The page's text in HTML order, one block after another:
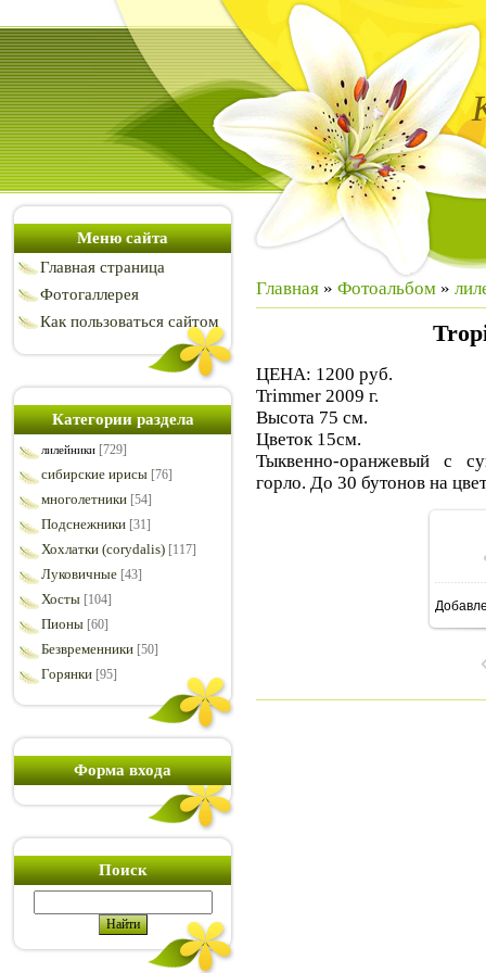
Меню сайта
Главная страница
Фотогаллерея
Как пользоваться сайтом
Категории раздела
лилейники [729]
сибирские ирисы [76]
многолетники [54]
Подснежники [31]
Хохлатки (corydalis) [117]
Луковичные [43]
Хосты [104]
Пионы [60]
Безвременники [50]
Горянки [95]
Форма входа
Поиск
Главная » Фотоальбом »
ЦЕНА: 1200 руб.
Trimmer 2009 г.
Высота 75 см.
Цветок 15см.
Тыквенно-оранжевый с
горло. До 30 бутонов на